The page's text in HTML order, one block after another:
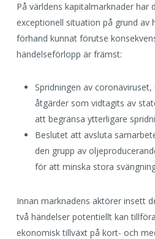
På världens kapitalmarknader har
exceptionell situation på grund av
förhand kunnat förutse
händelseförlopp är främst:
Spridningen av
åtgärder som vidtagits av
att begränsa ytterligare
Beslutet att avsluta
den grupp av
för att minska stora
Innan marknadens aktörer insett
två händelser potentiellt kan
ekonomisk tillväxt på kort- och